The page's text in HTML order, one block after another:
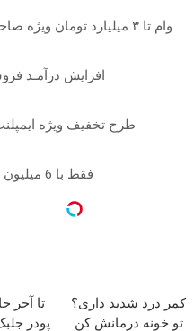
وام تا ۳ میلیارد تومان ویژه صاحبان فروشگاه‌های آنلاین و حضوری
افزایش درآمـد
طرح تخفیف ویژه
فقط با 6 میلیون دندونتو ایمپلنت کن!
کمر درد شدید داری؟
تو خونه درمانش کن
تا آخر